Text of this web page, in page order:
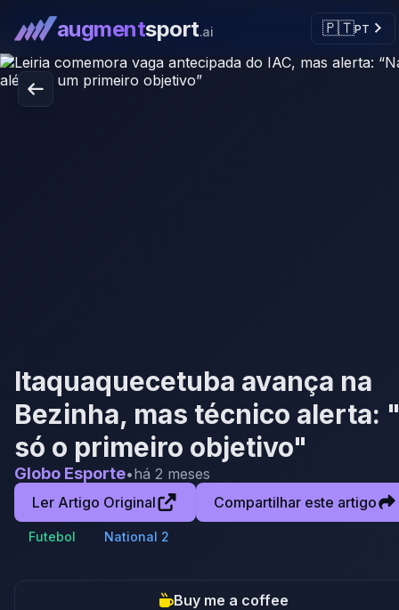
augmentsport.ai 🇵🇹PT
Itaquaquecetuba avança na
Bezinha, mas técnico alerta:
só o primeiro objetivo"
Globo Esporte•há 2 meses
Ler Artigo Original
Compartilhar este artigo
Futebol National 2
Buy me a coffee